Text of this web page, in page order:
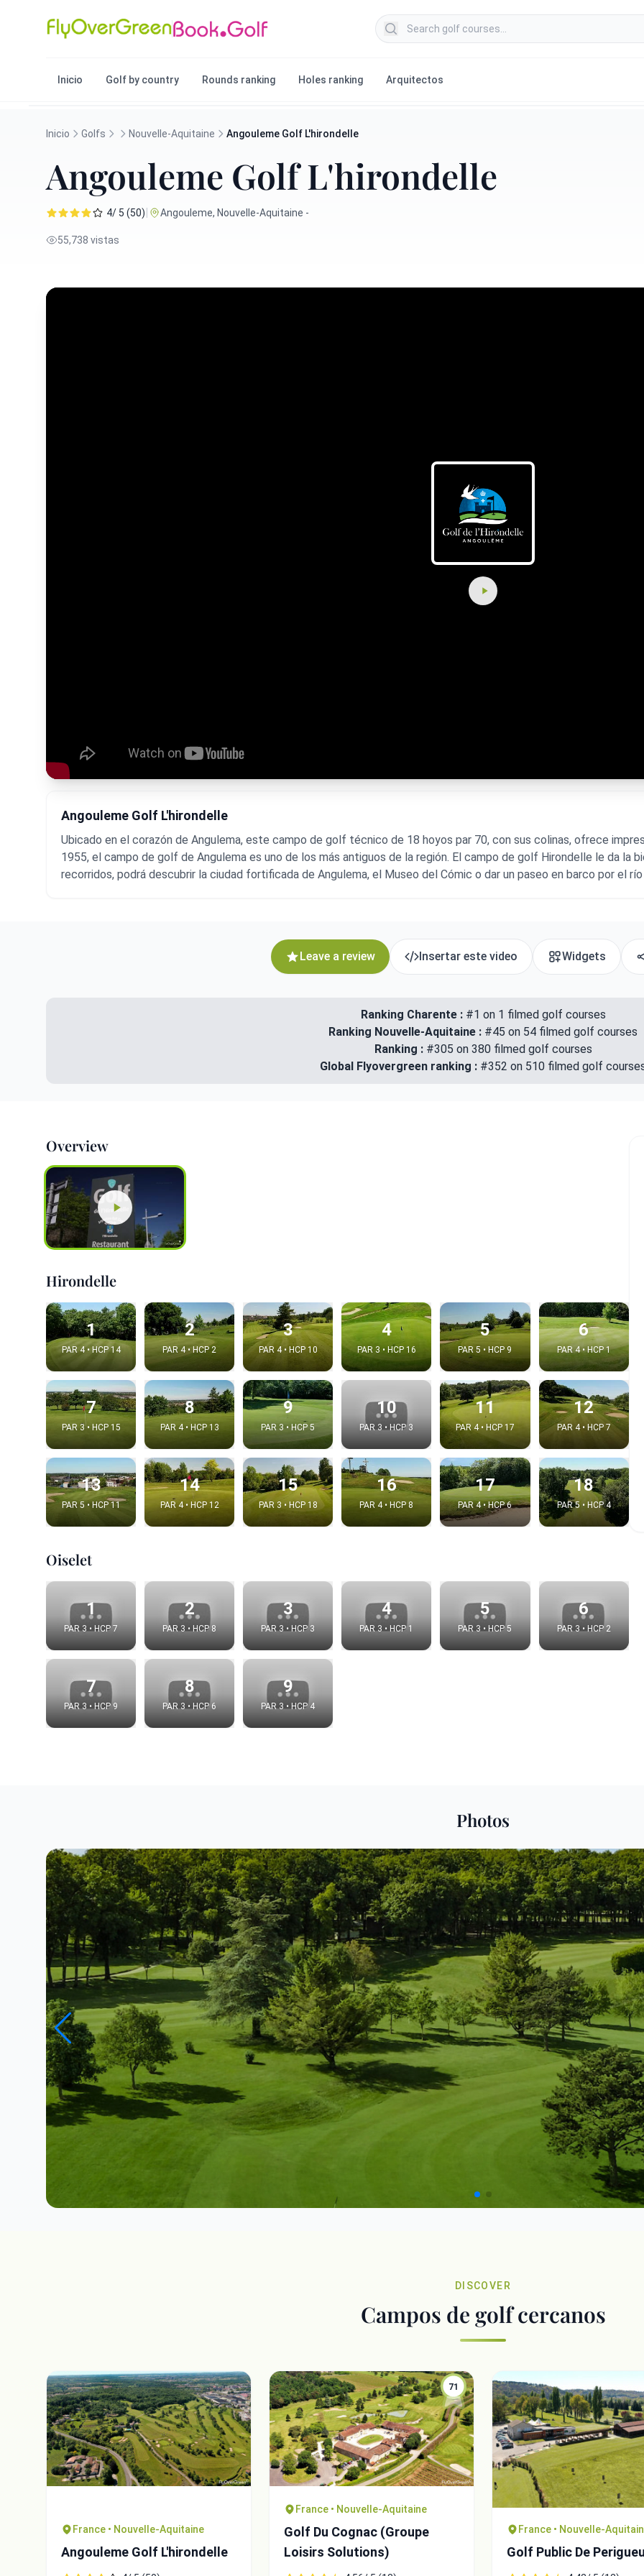
Search golf courses
Inicio Golf by country Rounds ranking Holes ranking Arquitectos
Inicio Golfs Nouvelle-Aquitaine Angouleme Golf L'hirondelle
Angouleme Golf L'hirondelle
4/ 5 (50)| Angouleme, Nouvelle-Aquitaine -
55,738 vistas
Angouleme Golf L'hirondelle
Ubicado en el corazón de Angulema, este campo de golf técnico de 18 hoyos par 70, con sus colinas, ofrece
1955, el campo de golf de Angulema es uno de los más antiguos de la región. El campo de golf Hirondelle le da la
recorridos, podrá descubrir la ciudad fortificada de Angulema, el Museo del Cómic o dar un paseo en barco por el
Leave a review Insertar este video Widgets
Ranking Charente :#1 on 1 filmed golf courses
Ranking Nouvelle-Aquitaine : #45 on 54 filmed golf courses
Ranking : #305 on 380 filmed golf courses
Global Flyovergreen ranking : #352 on 510 filmed golf
Overview
Hirondelle
1
PAR 4 • HCP 14
2
PAR 4 • HCP 2
3
PAR 4 • HCP 10
4
PAR 3 • HCP 16
5
PAR 5 • HCP 9
6
PAR 4 • HCP 1
7
PAR 3 • HCP 15
8
PAR 4 • HCP 13
9
PAR 3 • HCP 5
10
PAR 3 • HCP 3
11
PAR 4 • HCP 17
12
PAR 4 • HCP 7
13
PAR 5 • HCP 11
14
PAR 4 • HCP 12
15
PAR 3 • HCP 18
16
PAR 4 • HCP 8
17
PAR 4 • HCP 6
18
PAR 5 • HCP 4
Oiselet
1
PAR 3 • HCP 7
2
PAR 3 • HCP 8
3
PAR 3 • HCP 3
4
PAR 3 • HCP 1
5
PAR 3 • HCP 5
6
PAR 3 • HCP 2
7
PAR 3 • HCP 9
8
PAR 3 • HCP 6
9
PAR 3 • HCP 4
Photos
DISCOVER
Campos de golf cercanos
France • Nouvelle-Aquitaine
Angouleme Golf L'hirondelle
71
France • Nouvelle-Aquitaine
Golf Du Cognac (Groupe
Loisirs Solutions)
France • Nouvelle-
Golf Public De
Integrate video
Copy
Embed code